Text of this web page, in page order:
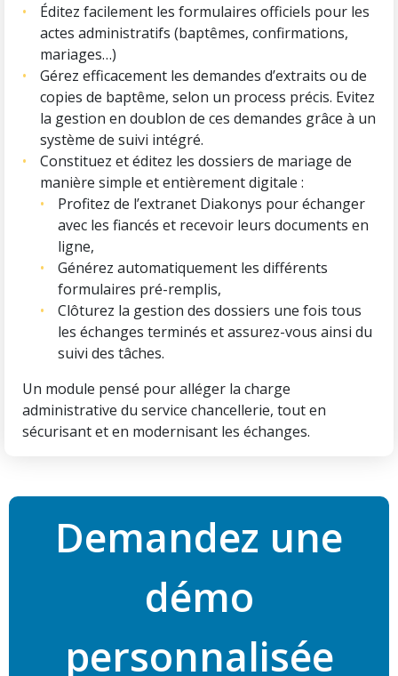
Éditez facilement les formulaires officiels pour les
actes administratifs (baptêmes, confirmations,
mariages…)
Gérez efficacement les demandes d’extraits ou de
copies de baptême, selon un process précis. Evitez
la gestion en doublon de ces demandes grâce à un
système de suivi intégré.
Constituez et éditez les dossiers de mariage de
manière simple et entièrement digitale :
Profitez de l’extranet Diakonys pour échanger
avec les fiancés et recevoir leurs documents en
ligne,
Générez automatiquement les différents
formulaires pré-remplis,
Clôturez la gestion des dossiers une fois tous
les échanges terminés et assurez-vous ainsi du
suivi des tâches.
Un module pensé pour alléger la charge
administrative du service chancellerie, tout en
sécurisant et en modernisant les échanges.
Demandez une
démo
personnalisée